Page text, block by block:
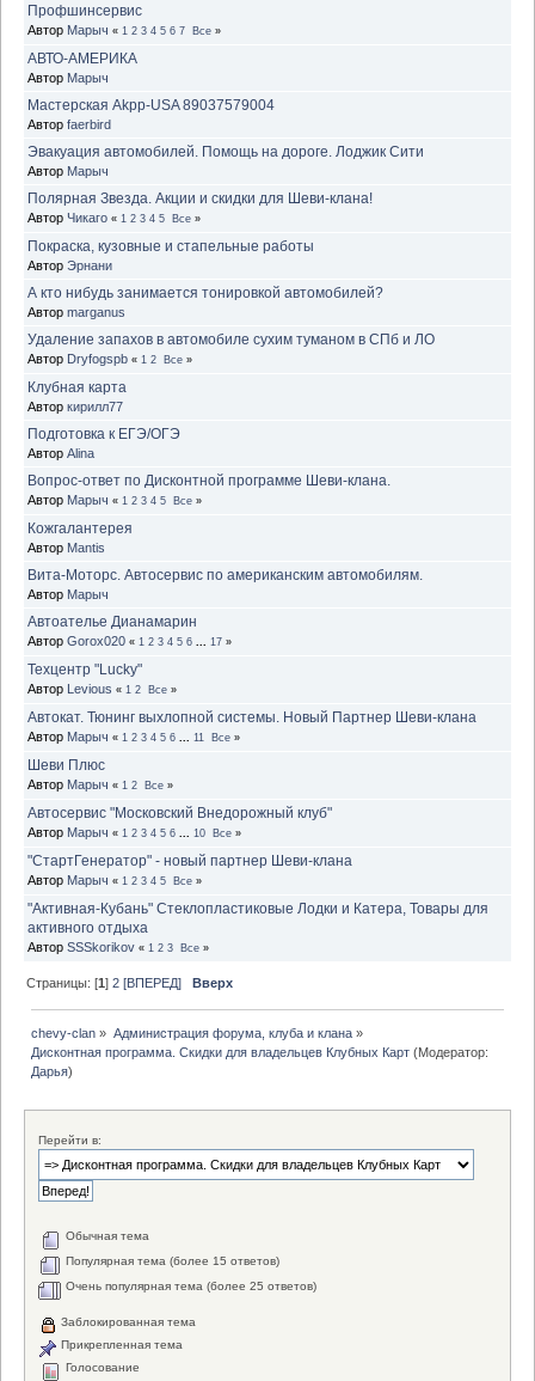
Профшинсервис
Автор Марыч « 1 2 3 4 5 6 7 Все »
АВТО-АМЕРИКА
Автор Марыч
Мастерская Akpp-USA 89037579004
Автор faerbird
Эвакуация автомобилей. Помощь на дороге. Лоджик Сити
Автор Марыч
Полярная Звезда. Акции и скидки для Шеви-клана!
Автор Чикаго « 1 2 3 4 5 Все »
Покраска, кузовные и стапельные работы
Автор Эрнани
А кто нибудь занимается тонировкой автомобилей?
Автор marganus
Удаление запахов в автомобиле сухим туманом в СПб и ЛО
Автор Dryfogspb « 1 2 Все »
Клубная карта
Автор кирилл77
Подготовка к ЕГЭ/ОГЭ
Автор Alina
Вопрос-ответ по Дисконтной программе Шеви-клана.
Автор Марыч « 1 2 3 4 5 Все »
Кожгалантерея
Автор Mantis
Вита-Моторс. Автосервис по американским автомобилям.
Автор Марыч
Автоателье Дианамарин
Автор Gorox020 « 1 2 3 4 5 6 17 »
Техцентр "Lucky"
Автор Levious « 1 2 Все »
Автокат. Тюнинг выхлопной системы. Новый Партнер Шеви-клана
Автор Марыч « 1 2 3 4 5 6 11 Все »
Шеви Плюс
Автор Марыч « 1 2 Все »
Автосервис "Московский Внедорожный клуб"
Автор Марыч « 1 2 3 4 5 6 10 Все »
"СтартГенератор" - новый партнер Шеви-клана
Автор Марыч « 1 2 3 4 5 Все »
"Активная-Кубань" Стеклопластиковые Лодки и Катера, Товары для
активного отдыха
Автор SSSkorikov « 1 2 3 Все »
Страницы: [1]2 [ВПЕРЕД] Вверх
chevy-clan » Администрация форума, клуба и клана»
Дисконтная программа. Скидки для владельцев Клубных Карт (Модератор:
Дарья)
Перейти в:
Обычная тема
Популярная тема (более 15 ответов)
Очень популярная тема (более 25 ответов)
Заблокированная тема
Прикрепленная тема
Голосование